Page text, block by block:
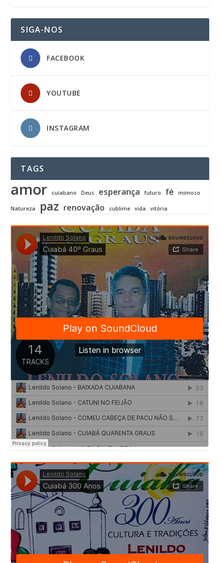
SIGA-NOS
FACEBOOK
YOUTUBE
INSTAGRAM
TAGS
amor cuiabano Deus esperança futuro fé mimoso
Natureza paz renovação sublime vida vitória